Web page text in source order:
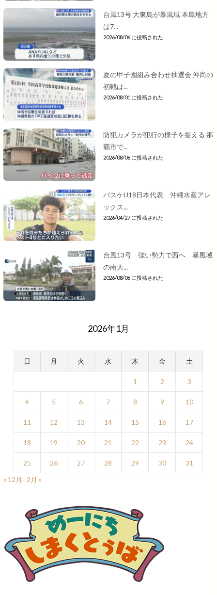
台風13号 大東島が暴風域 本島地方
は7...
2026/08/06 に投稿された
夏の甲子園組み合わせ抽選会 沖尚の
初戦は...
2026/08/01 に投稿された
防犯カメラが犯行の様子を捉える 那
覇市で...
2026/08/06 に投稿された
バスケU18日本代表 沖縄水産アレ
ックス...
2026/04/27 に投稿された
台風13号 強い勢力で西へ 暴風域
の南大...
2026/08/06 に投稿された
2026年1月
日 月 火 水 木 金 土
1 2 3
4 5 6 7 8 9 10
11 12 13 14 15 16 17
18 19 20 21 22 23 24
25 26 27 28 29 30
31
« 12月
2月 »